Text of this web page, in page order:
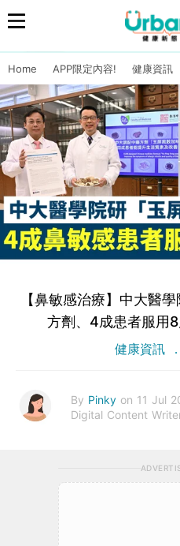
Home APP限定內容! 健康資訊
【鼻敏感治療】中大醫
方劑、4成患者服用
健康資訊
By Pinky on 11 Jul
Digital Content